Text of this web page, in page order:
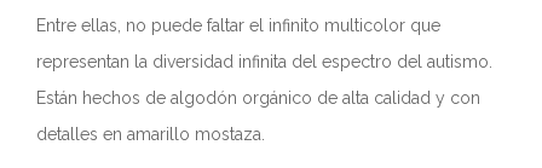
Entre ellas, no puede faltar el infinito multicolor que
representan la diversidad infinita del espectro del autismo.
Están hechos de algodón orgánico de alta calidad y con
detalles en amarillo mostaza.